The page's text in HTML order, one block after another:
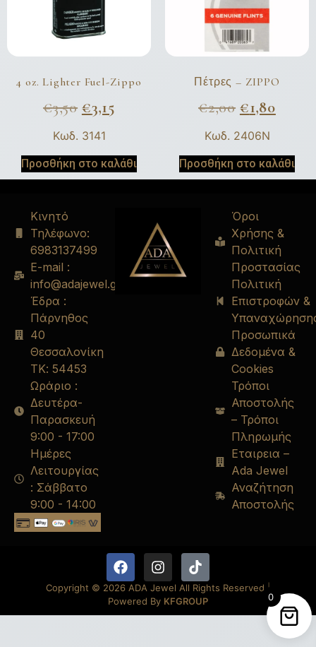
4 oz. Lighter Fuel-Zippo
€3,50 €3,15
Κωδ. 3141
Προσθήκη στο καλάθι
Πέτρες – ZIPPO
€2,00 €1,80
Κωδ. 2406Ν
Προσθήκη στο καλάθι
Κινητό
Τηλέφωνο:
6983137499
E-mail :
info@adajewel.gr
Έδρα :
Πάρνηθος
40
Θεσσαλονίκη
ΤΚ: 54453
Ωράριο :
Δευτέρα-
Παρασκευή
9:00 - 17:00
Ημέρες
Λειτουργίας
: Σάββατο
9:00 - 14:00
Όροι
Χρήσης &
Πολιτική
Προστασίας
Πολιτική
Επιστροφών &
Προσωπικά
Δεδομένα &
Cookies
Τρόποι
Αποστολής
– Τρόποι
Πληρωμής
Εταιρεια –
Ada Jewel
Αναζήτηση
Αποστολής
Copyright © 2026 ADA Jewel All Rights Reserved. |
Powered By KFGROUP 0